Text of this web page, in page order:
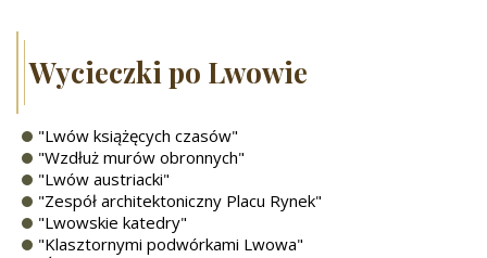
Wycieczki po Lwowie
"Lwów książęcych czasów"
"Wzdłuż murów obronnych"
"Lwów austriacki"
"Zespół architektoniczny Placu Rynek"
"Lwowskie katedry"
"Klasztornymi podwórkami Lwowa"